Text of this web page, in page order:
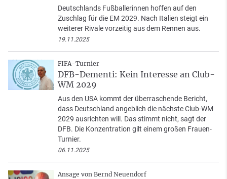
Deutschlands Fußballerinnen hoffen auf den
Zuschlag für die EM 2029. Nach Italien steigt ein
weiterer Rivale vorzeitig aus dem Rennen aus.
19.11.2025
FIFA-Turnier
DFB-Dementi: Kein Interesse an Club-
WM 2029
Aus den USA kommt der überraschende Bericht,
dass Deutschland angeblich die nächste Club-WM
2029 ausrichten will. Das stimmt nicht, sagt der
DFB. Die Konzentration gilt einem großen Frauen-
Turnier.
06.11.2025
Ansage von Bernd Neuendorf